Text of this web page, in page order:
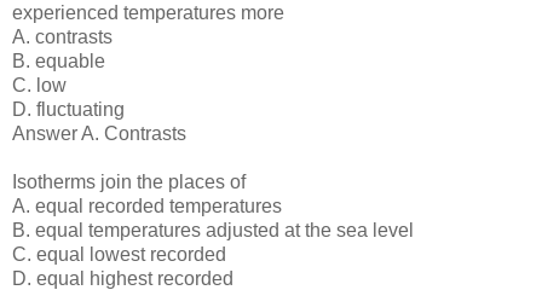
experienced temperatures more
A. contrasts
B. equable
C. low
D. fluctuating
Answer A. Contrasts
Isotherms join the places of
A. equal recorded temperatures
B. equal temperatures adjusted at the sea level
C. equal lowest recorded
D. equal highest recorded